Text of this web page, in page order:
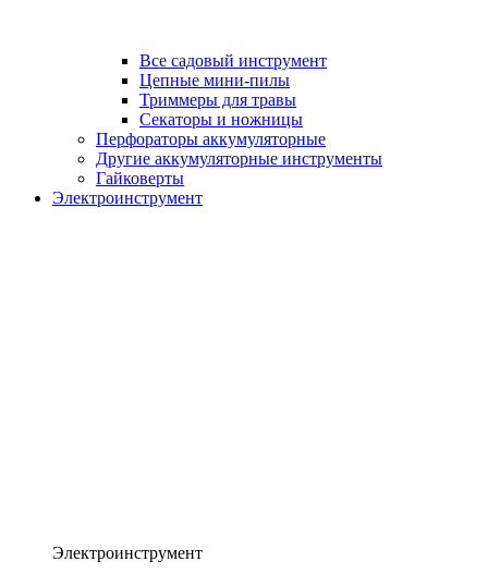
Все садовый инструмент
Цепные мини-пилы
Триммеры для травы
Секаторы и ножницы
Перфораторы аккумуляторные
Другие аккумуляторные инструменты
Гайковерты
Электроинструмент
Электроинструмент